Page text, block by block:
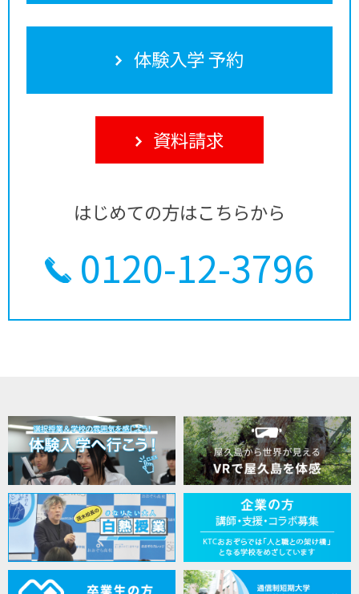
体験入学 予約
資料請求
はじめての方はこちらから
0120-12-3796